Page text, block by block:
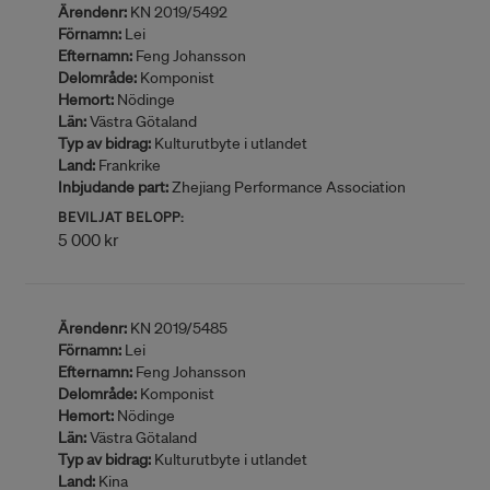
Ärendenr: KN 2019/5492
Förnamn: Lei
Efternamn: Feng Johansson
Delområde: Komponist
Hemort: Nödinge
Län:Västra Götaland
Typ av bidrag: Kulturutbyte i utlandet
Land: Frankrike
Inbjudande part:Zhejiang Performance Association
BEVILJAT BELOPP:
5 000 kr
Ärendenr: KN 2019/5485
Förnamn: Lei
Efternamn: Feng Johansson
Delområde: Komponist
Hemort: Nödinge
Län:Västra Götaland
Typ av bidrag: Kulturutbyte i utlandet
Land: Kina